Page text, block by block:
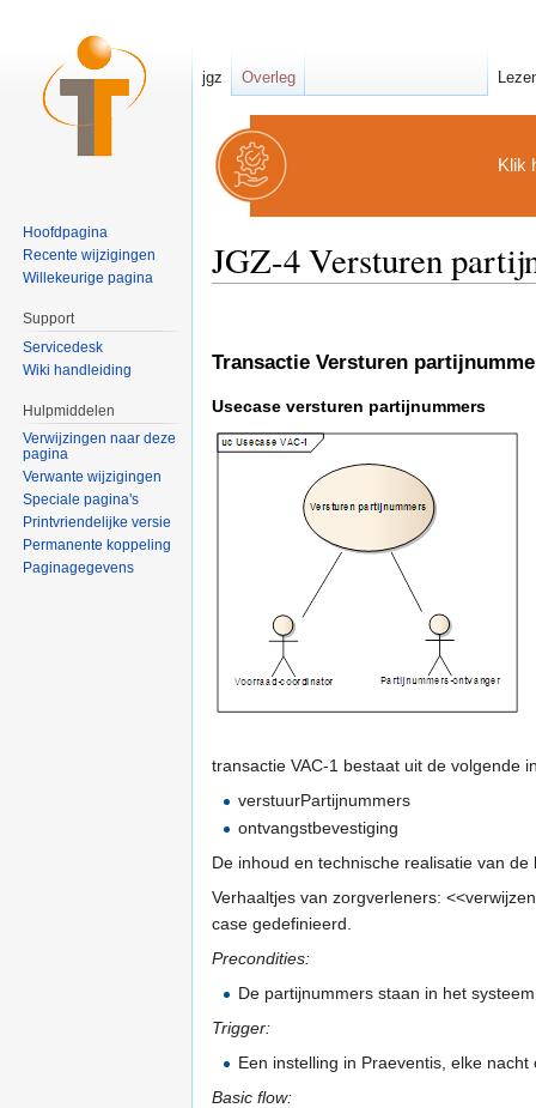
Klik
JGZ-4 Versturen
Transactie Versturen
Usecase versturen partijnummers
transactie VAC-1 bestaat uit de volgende
verstuurPartijnummers
ontvangstbevestiging
De inhoud en technische realisatie van
Verhaaltjes van zorgverleners:
case gedefinieerd.
Precondities:
De partijnummers staan in het
Trigger:
Een instelling in Praeventis, elke
Basic flow:
jgz Overleg
Hoofdpagina
Recente wijzigingen
Willekeurige pagina
Support
Servicedesk
Wiki handleiding
Hulpmiddelen
Verwijzingen naar deze
pagina
Verwante wijzigingen
Speciale pagina's
Printvriendelijke versie
Permanente koppeling
Paginagegevens